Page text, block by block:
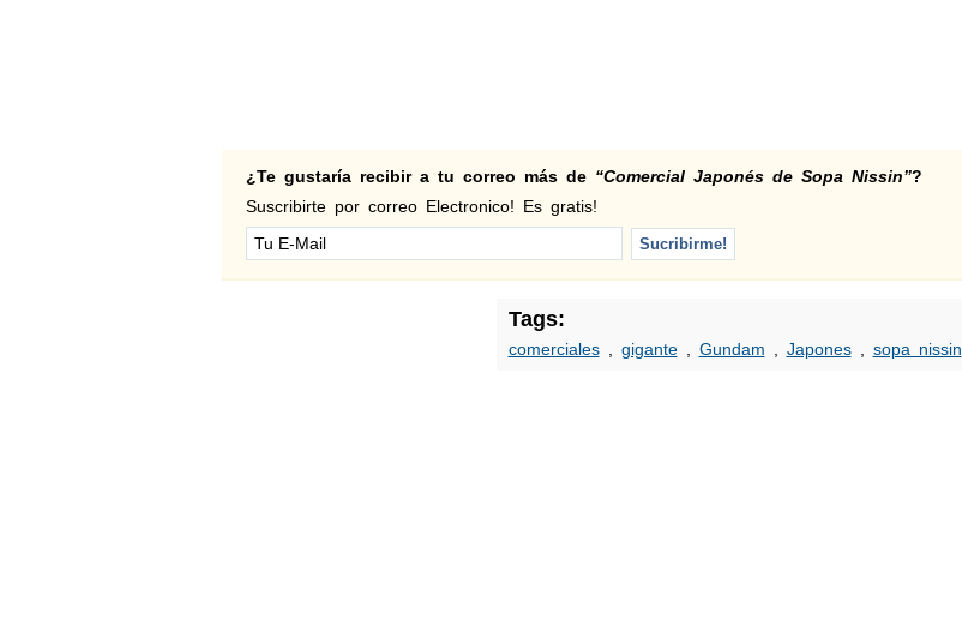
¿Te gustaría recibir a tu correo más de “Comercial Japonés de Sopa Nissin”?
Suscribirte por correo Electronico! Es gratis!
Tags:
comerciales, gigante, Gundam Japones, sopa nissin